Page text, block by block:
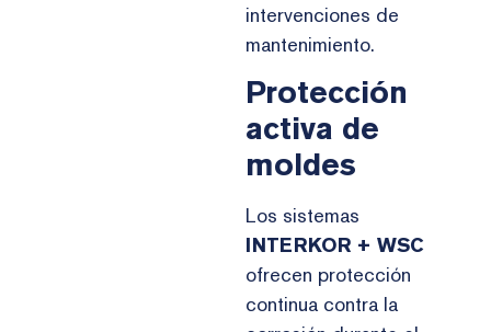
intervenciones de
mantenimiento.
Protección
activa de
moldes
Los sistemas
INTERKOR + WSC
ofrecen protección
continua contra la